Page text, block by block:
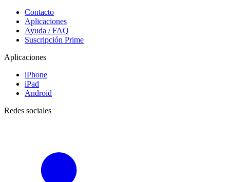
Contacto
Aplicaciones
Ayuda / FAQ
Suscripción Prime
Aplicaciones
iPhone
iPad
Android
Redes sociales